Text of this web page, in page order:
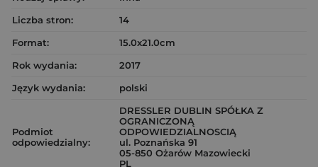
Liczba stron:
14
Format:
15.0x21.0cm
Rok wydania:
2017
Język wydania:
polski
Podmiot
odpowiedzialny:
DRESSLER DUBLIN SPÓŁKA Z
OGRANICZONĄ
ODPOWIEDZIALNOSCIĄ
ul. Poznańska 91
05-850 Ożarów Mazowiecki
PL